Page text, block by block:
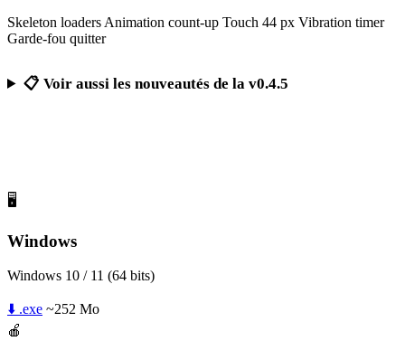
Skeleton loaders Animation count-up Touch 44 px Vibration timer
Garde-fou quitter
📋 Voir aussi les nouveautés de la v0.4.5
🖥️
Windows
Windows 10 / 11 (64 bits)
⬇️ .exe ~252 Mo
🍎